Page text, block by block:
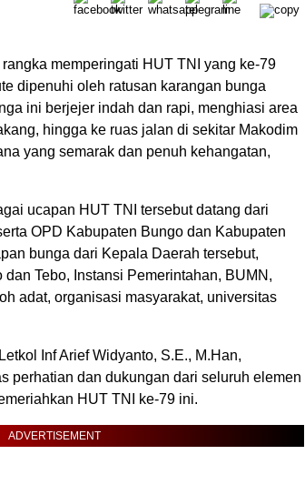
rangka memperingati HUT TNI yang ke-79
dipenuhi oleh ratusan karangan bunga
ini berjejer indah dan rapi, menghiasi area
hingga ke ruas jalan di sekitar Makodim
yang semarak dan penuh kehangatan,
ucapan HUT TNI tersebut datang dari
OPD Kabupaten Bungo dan Kabupaten
bunga dari Kepala Daerah tersebut,
Tebo, Instansi Pemerintahan, BUMN,
adat, organisasi masyarakat, universitas
Inf Arief Widyanto, S.E., M.Han,
perhatian dan dukungan dari seluruh elemen
HUT TNI ke-79 ini.
ADVERTISEMENT